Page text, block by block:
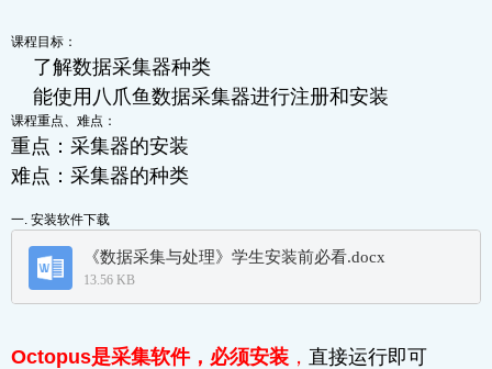
课程目标：
了解数据采集器种类
能使用八爪鱼数据采集器进行注册和安装
课程重点、难点：
重点：采集器的安装
难点：采集器的种类
一. 安装软件下载
Octopus是采集软件，必须安装 ， 直接运行即可